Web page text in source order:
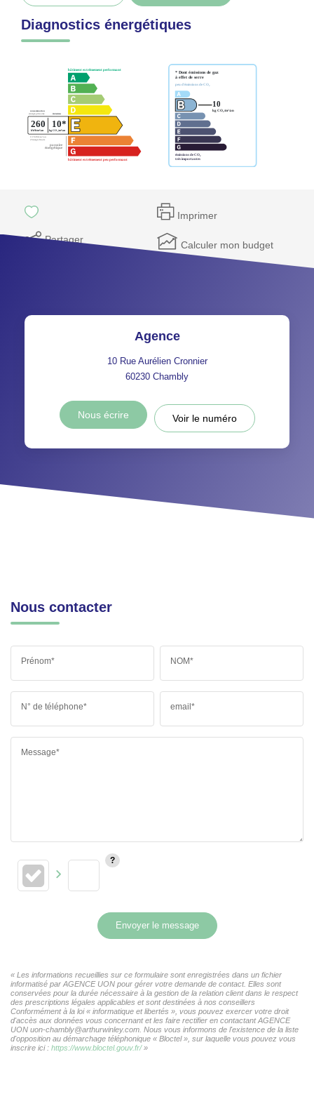
Diagnostics énergétiques
Imprimer
Partager Calculer mon budget
Agence
10 Rue Aurélien Cronnier
60230 Chambly
Nous écrire Voir le numéro
Nous contacter
Prénom* NOM*
N° de téléphone* email*
Message*
Envoyer le message
« Les informations recueillies sur ce formulaire sont enregistrées dans un fichier
informatisé par AGENCE UON pour gérer votre demande de contact. Elles sont
conservées pour la durée nécessaire à la gestion de la relation client dans le respect
des prescriptions légales applicables et sont destinées à nos conseillers
Conformément à la loi « informatique et libertés », vous pouvez exercer votre droit
d'accès aux données vous concernant et les faire rectifier en contactant AGENCE
UON uon-chambly@arthurwinley.com. Nous vous informons de l'existence de la liste
d'opposition au démarchage téléphonique « Bloctel », sur laquelle vous pouvez vous
inscrire ici : https://www.bloctel.gouv.fr/»